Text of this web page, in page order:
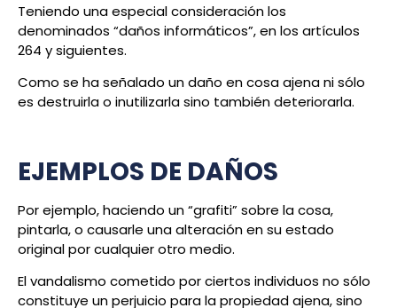
Teniendo una especial consideración los
denominados “daños informáticos”, en los artículos
264 y siguientes.
Como se ha señalado un daño en cosa ajena ni sólo
es destruirla o inutilizarla sino también deteriorarla.
EJEMPLOS DE DAÑOS
Por ejemplo, haciendo un “grafiti” sobre la cosa,
pintarla, o causarle una alteración en su estado
original por cualquier otro medio.
El vandalismo cometido por ciertos individuos no sólo
constituye un perjuicio para la propiedad ajena, sino